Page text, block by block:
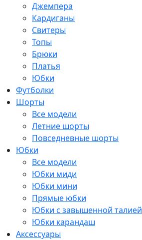
Джемпера
Кардиганы
Свитеры
Топы
Брюки
Платья
Юбки
Футболки
Шорты
Все модели
Летние шорты
Повседневные шорты
Юбки
Все модели
Юбки миди
Юбки мини
Прямые юбки
Юбки с завышенной талией
Юбки карандаш
Аксессуары